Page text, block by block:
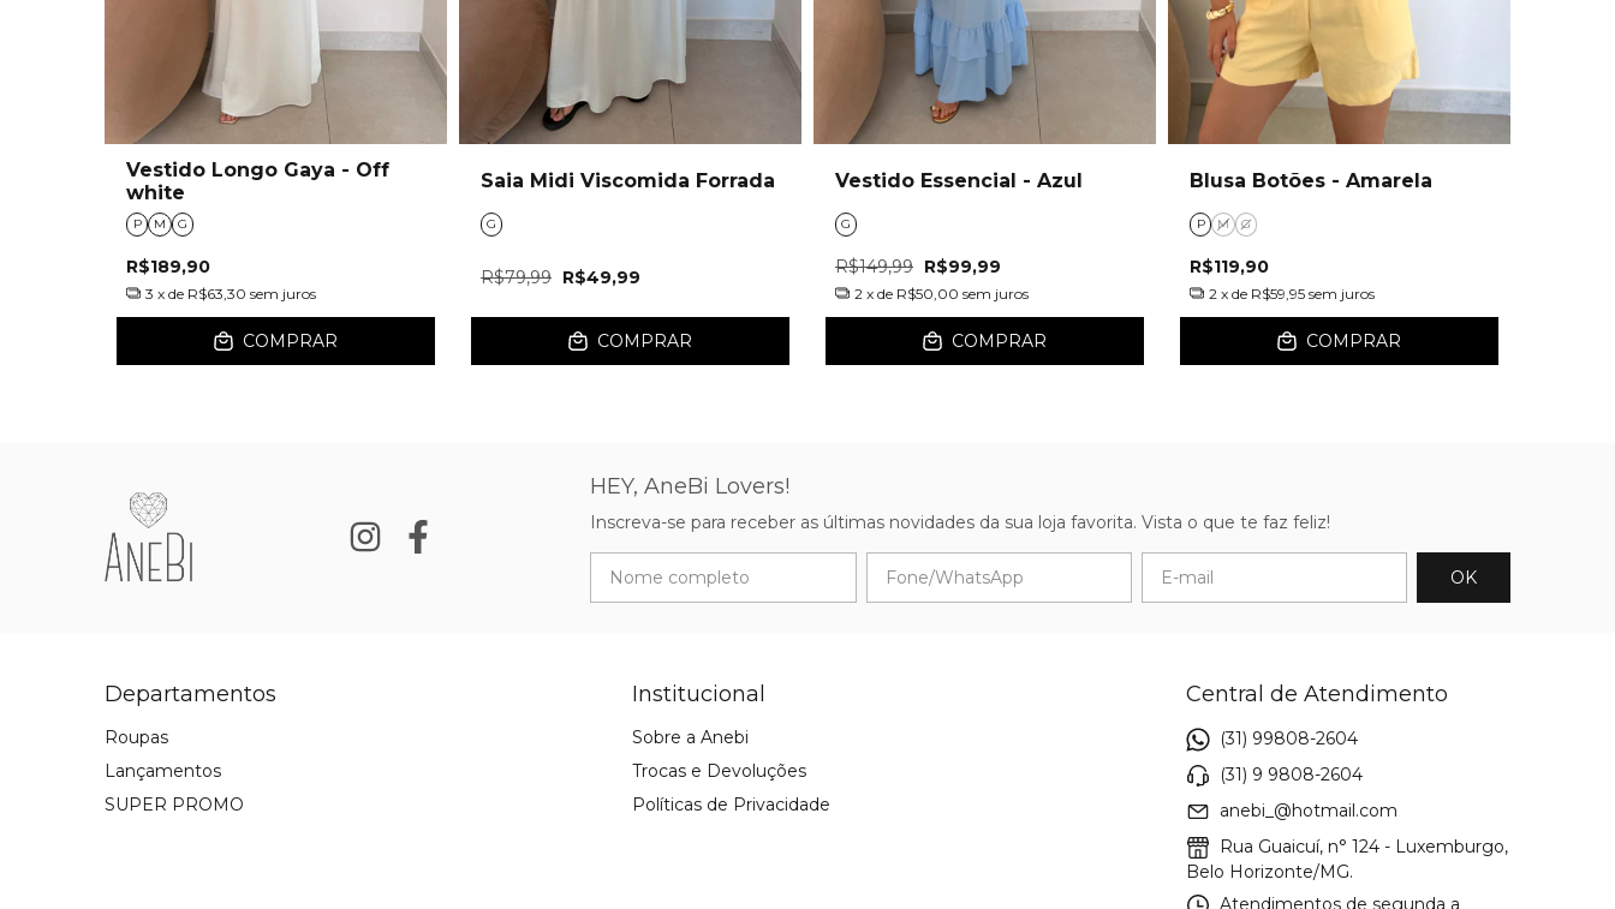
Vestido Longo Gaya - Off
white
P M G
R$189,90
3 x de R$63,30 sem juros
COMPRAR
Saia Midi Viscomida Forrada
G
R$79,99 R$49,99
COMPRAR
Vestido Essencial - Azul
G
R$149,99 R$99,99
2 x de R$50,00 sem juros
COMPRAR
Blusa Botões - Amarela
P M G
R$119,90
2 x de R$59,95 sem juros
COMPRAR
HEY, AneBi Lovers!
Inscreva-se para receber as últimas novidades da sua loja favorita. Vista o que te faz feliz!
Departamentos
Roupas
Lançamentos
SUPER PROMO
Institucional
Sobre a Anebi
Trocas e Devoluções
Políticas de Privacidade
Central de Atendimento
(31) 99808-2604
(31) 9 9808-2604
anebi_@hotmail.com
Rua Guaicuí, n° 124 - Luxemburgo,
Belo Horizonte/MG.
Atendimentos de segunda a